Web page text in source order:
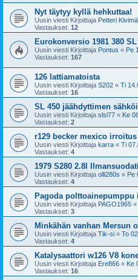
Nyt täytyy kyllä hehkuttaa!
Uusin viesti Kirjoittaja Petteri
Vastaukset: 12
Eurokonversio 1981 380
Uusin viesti Kirjoittaja Pontus « Pe
Vastaukset: 167
126 lattiamatoista
Uusin viesti Kirjoittaja S202 « Ti
Vastaukset: 16
SL 450 jäähdyttimen
Uusin viesti Kirjoittaja slsl77 « Ke
Vastaukset: 2
r129 becker mexico irroitus
Uusin viesti Kirjoittaja karra « Ti
Vastaukset: 4
1979 S280 2.8l
Uusin viesti Kirjoittaja olli280s « Pe
Vastaukset: 4
Pagoda polttoainepumppu
Uusin viesti Kirjoittaja PAGO1965 «
Vastaukset: 3
Minkähän vanhan Mersun
Uusin viesti Kirjoittaja Tik-si « To
Vastaukset: 4
Katalysaattori w126 V8
Uusin viesti Kirjoittaja Ere866 « Ke
Vastaukset: 16